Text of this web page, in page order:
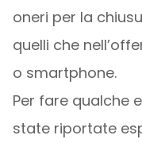
oneri per la
quelli che
o smartphone.
Per fare qualche
state riportate